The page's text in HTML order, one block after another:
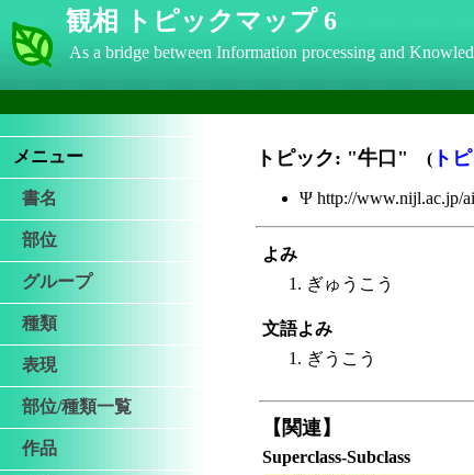
観相 トピックマップ 6
As a bridge between Information processing and
メニュー
書名
部位
グループ
種類
表現
部位/種類一覧
作品
トピック: "牛口" ( ト
Ψ http://www.nijl.ac.jp/
よみ
ぎゅうこう
文語よみ
ぎうこう
【関連】
Superclass-Subclass